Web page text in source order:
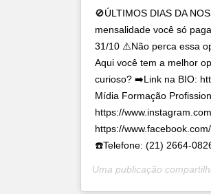
🚫ÚLTIMOS DIAS DA
mensalidade você só
31/10 ⚠️Não perca essa
Aqui você tem a melhor
curioso? ➡️Link na BIO:
Mídia Formação
https://
https://
☎️Telefone: (21) 2664-
Uma publicação